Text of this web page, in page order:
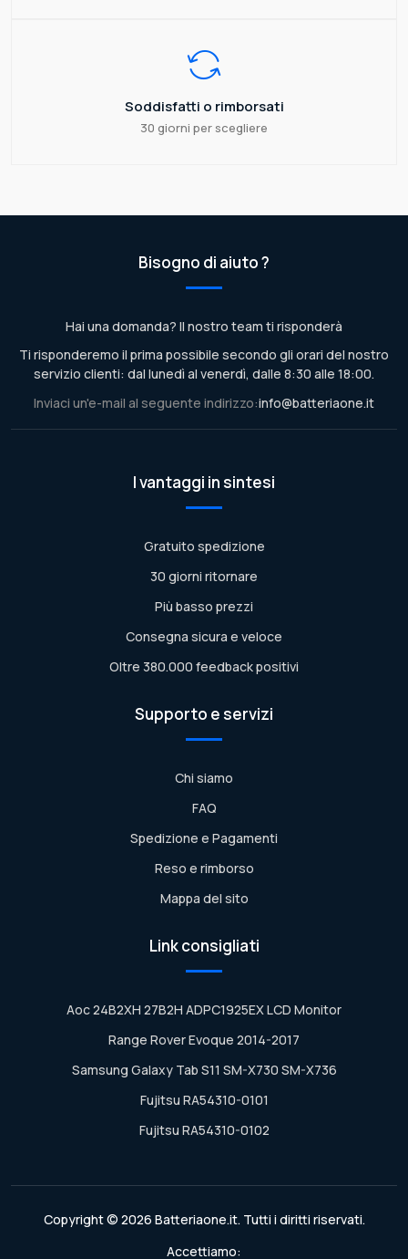
Soddisfatti o rimborsati
30 giorni per scegliere
Bisogno di aiuto ?
Hai una domanda? Il nostro team ti risponderà
Ti risponderemo il prima possibile secondo gli orari del nostro
servizio clienti: dal lunedì al venerdì, dalle 8:30 alle 18:00.
Inviaci un'e-mail al seguente indirizzo:info@batteriaone.it
I vantaggi in sintesi
Gratuito spedizione
30 giorni ritornare
Più basso prezzi
Consegna sicura e veloce
Oltre 380.000 feedback positivi
Supporto e servizi
Chi siamo
FAQ
Spedizione e Pagamenti
Reso e rimborso
Mappa del sito
Link consigliati
Aoc 24B2XH 27B2H ADPC1925EX LCD Monitor
Range Rover Evoque 2014-2017
Samsung Galaxy Tab S11 SM-X730 SM-X736
Fujitsu RA54310-0101
Fujitsu RA54310-0102
Copyright © 2026 Batteriaone.it. Tutti i diritti riservati.
Accettiamo: